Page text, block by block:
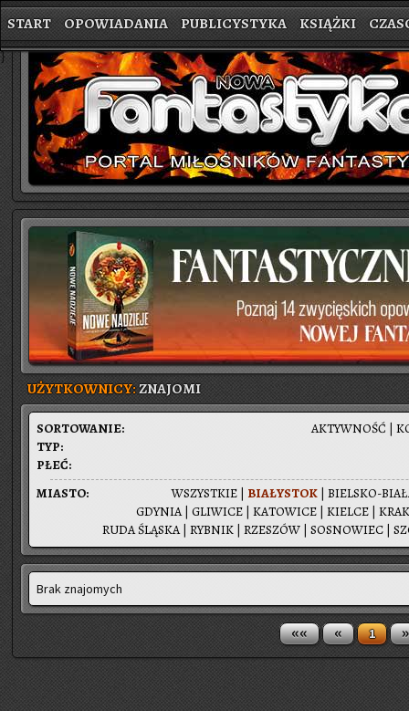
START OPOWIADANIA PUBLICYSTYKA KSIĄŻKI
}
UŻYTKOWNICY:ZNAJOMI
AK­TYW­NOŚĆ |
SOR­TO­WA­NIE:
TYP:
PŁEĆ:
WSZYST­KIE | BIA­ŁY­STOK | BIEL­SKO-
GDY­NIA| GLI­WI­CE | KA­TO­WI­CE | KIEL­CE |
RUDA ŚLĄ­SKA| RYB­NIK | RZE­SZÓW | SO­SNO­WIEC |
MIA­STO:
Brak znajomych
«« « 1 »